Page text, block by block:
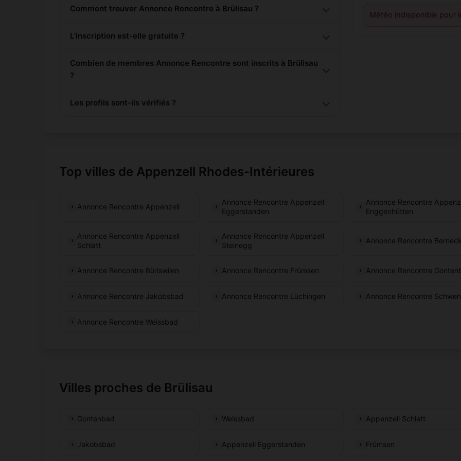
Comment trouver Annonce Rencontre à Brülisau ?
L'inscription est-elle gratuite ?
Combien de membres Annonce Rencontre sont inscrits à Brülisau
?
Les profils sont-ils vérifiés ?
Météo indisponible pour
Top villes de Appenzell Rhodes-Intérieures
Annonce Rencontre Appenzell
Annonce Rencontre Appenzell
Eggerstanden
Annonce Rencontre
Enggenhütten
Annonce Rencontre Appenzell
Schlatt
Annonce Rencontre Appenzell
Steinegg
Annonce Rencontre
Annonce Rencontre Büriswilen Annonce Rencontre Frümsen Annonce Rencontre
Annonce Rencontre Jakobsbad Annonce Rencontre Lüchingen Annonce Rencontre
Annonce Rencontre Weissbad
Villes proches de Brülisau
Gontenbad Weissbad Appenzell Schlatt
Jakobsbad Appenzell Eggerstanden Frümsen